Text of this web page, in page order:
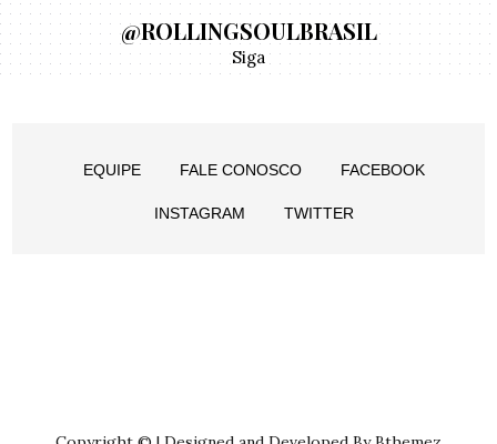
@ROLLINGSOULBRASIL
Siga
EQUIPE FALE CONOSCO FACEBOOK
INSTAGRAM TWITTER